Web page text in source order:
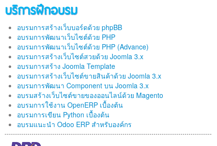
บริการฝึกอบรม
อบรมการสร้างเว็บบอร์ดด้วย phpBB
อบรมการพัฒนาเว็บไซต์ด้วย PHP
อบรมการพัฒนาเว็บไซต์ด้วย PHP (Advance)
อบรมการสร้างเว็บไซต์สวยด้วย Joomla 3.x
อบรมการสร้าง Joomla Template
อบรมการสร้างเว็บไซต์ขายสินค้าด้วย Joomla 3.x
อบรมการพัฒนา Component บน Joomla 3.x
อบรมสร้างเว็บไซต์ขายของออนไลน์ด้วย Magento
อบรมการใช้งาน OpenERP เบื้องต้น
อบรมการเขียน Python เบื้องต้น
อบรมแนะนำ Odoo ERP สำหรับองค์กร